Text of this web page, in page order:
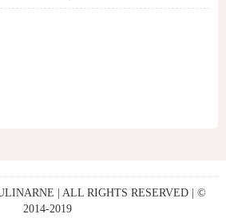
| ALL RIGHTS RESERVED | ©
2014-2019